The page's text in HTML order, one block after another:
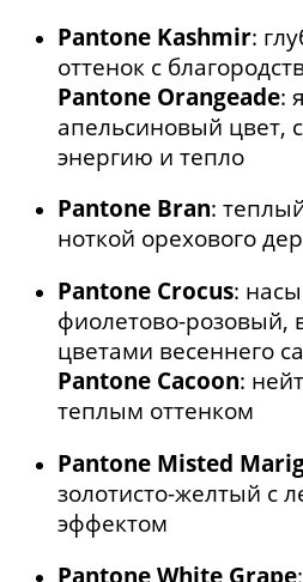
Pantone Kashmir:
оттенок с
Pantone Orangeade:
апельсиновый
энергию и тепло
Pantone Bran:
ноткой орехового
Pantone Crocus:
фиолетово-розовый,
цветами весеннего
Pantone Cacoon:
теплым оттенком
Pantone Misted
золотисто-желтый с
эффектом
Pantone White Grape